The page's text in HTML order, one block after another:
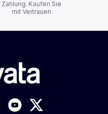
Zahlung. Kaufen Sie
mit Vertrauen